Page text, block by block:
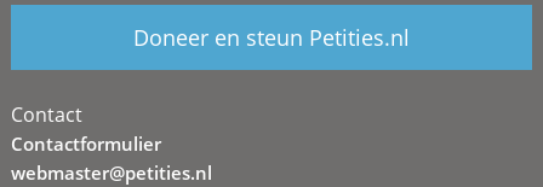
Doneer en steun Petities.nl
Contact
Contactformulier
webmaster@petities.nl